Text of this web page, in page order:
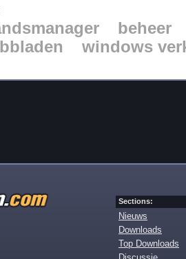
beheer
windows
Sections:
Nieuws
Downloads
Top Downloads